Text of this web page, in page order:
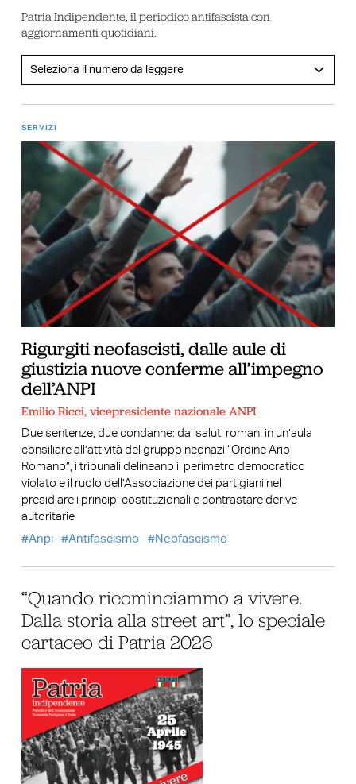
Patria Indipendente, il periodico antifascista con
aggiornamenti quotidiani.
SERVIZI
Rigurgiti neofascisti, dalle aule di
giustizia nuove conferme all’impegno
dell’ANPI
Emilio Ricci, vicepresidente nazionale ANPI
Due sentenze, due condanne: dai saluti romani in un’aula
consiliare all’attività del gruppo neonazi “Ordine Ario
Romano”, i tribunali delineano il perimetro democratico
violato e il ruolo dell’Associazione dei partigiani nel
presidiare i principi costituzionali e contrastare derive
autoritarie
Anpi
Antifascismo Neofascismo
“Quando ricominciammo a vivere.
Dalla storia alla street art”, lo speciale
cartaceo di Patria 2026